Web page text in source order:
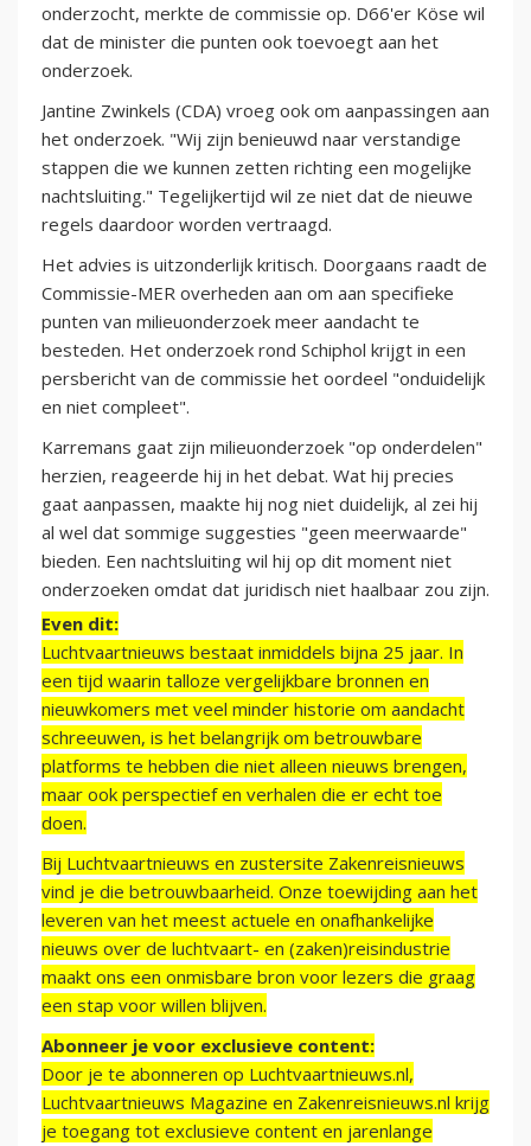
onderzocht, merkte de commissie op. D66'er Köse wil
dat de minister die punten ook toevoegt aan het
onderzoek.
Jantine Zwinkels (CDA) vroeg ook om aanpassingen aan
het onderzoek. "Wij zijn benieuwd naar verstandige
stappen die we kunnen zetten richting een mogelijke
nachtsluiting." Tegelijkertijd wil ze niet dat de nieuwe
regels daardoor worden vertraagd.
Het advies is uitzonderlijk kritisch. Doorgaans raadt de
Commissie-MER overheden aan om aan specifieke
punten van milieuonderzoek meer aandacht te
besteden. Het onderzoek rond Schiphol krijgt in een
persbericht van de commissie het oordeel "onduidelijk
en niet compleet".
Karremans gaat zijn milieuonderzoek "op onderdelen"
herzien, reageerde hij in het debat. Wat hij precies
gaat aanpassen, maakte hij nog niet duidelijk, al zei hij
al wel dat sommige suggesties "geen meerwaarde"
bieden. Een nachtsluiting wil hij op dit moment niet
onderzoeken omdat dat juridisch niet haalbaar zou zijn.
Even dit:
Luchtvaartnieuws bestaat inmiddels bijna 25 jaar. In
een tijd waarin talloze vergelijkbare bronnen en
nieuwkomers met veel minder historie om aandacht
schreeuwen, is het belangrijk om betrouwbare
platforms te hebben die niet alleen nieuws brengen,
maar ook perspectief en verhalen die er echt toe
doen.
Bij Luchtvaartnieuws en zustersite Zakenreisnieuws
vind je die betrouwbaarheid. Onze toewijding aan het
leveren van het meest actuele en onafhankelijke
nieuws over de luchtvaart- en (zaken)reisindustrie
maakt ons een onmisbare bron voor lezers die graag
een stap voor willen blijven.
Abonneer je voor exclusieve content:
Door je te abonneren op Luchtvaartnieuws.nl,
Luchtvaartnieuws Magazine en Zakenreisnieuws.nl krijg
je toegang tot exclusieve content en jarenlange